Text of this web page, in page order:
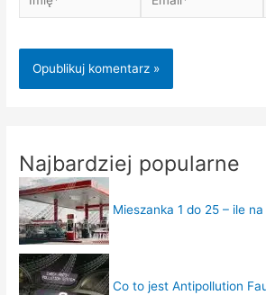
Najbardziej popularne
Mieszanka 1 do 25 – ile
Co to jest Antipollution